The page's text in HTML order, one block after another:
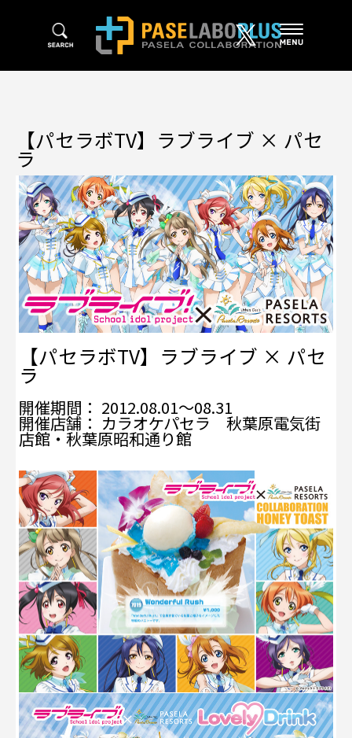
【パセラボTV】ラブライブ × パセ
ラ
【パセラボTV】ラブライブ × パセ
ラ
開催期間： 2012.08.01～08.31
開催店舗： カラオケパセラ 秋葉原電気街
店館・秋葉原昭和通り館